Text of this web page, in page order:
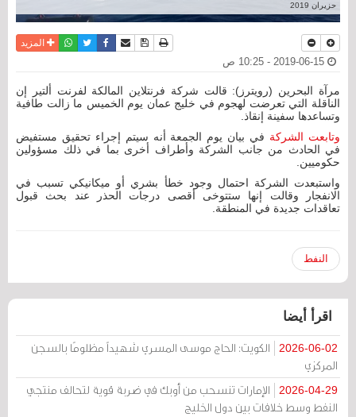
حزيران 2019
نسخة للطباعة
حفظ الموضوع
أرسل الى صديق
فيسبوكتويترواتسابالمزيد
مرآة البحرين (رويترز): قالت شركة فرنتلاين المالكة لفرنت ألتير إن
الناقلة التي تعرضت لهجوم في خليج عمان يوم الخميس ما زالت طافية
وتساعدها سفينة إنقاذ.
وتابعت الشركة في بيان يوم الجمعة أنه سيتم إجراء تحقيق مستفيض
في الحادث من جانب الشركة وأطراف أخرى بما في ذلك مسؤولين
حكوميين.
واستبعدت الشركة احتمال وجود خطأ بشري أو ميكانيكي تسبب في
الانفجار وقالت إنها ستتوخى أقصى درجات الحذر عند بحث قبول
تعاقدات جديدة في المنطقة.
النفط
اقرأ أيضا
2026-06-02
الكويت: الحاج موسى المسري شهيداً مظلومًا بالسجن
المركزي
2026-04-29
الإمارات تنسحب من أوبك في ضربة قوية لتحالف منتجي
النفط وسط خلافات بين دول الخليج